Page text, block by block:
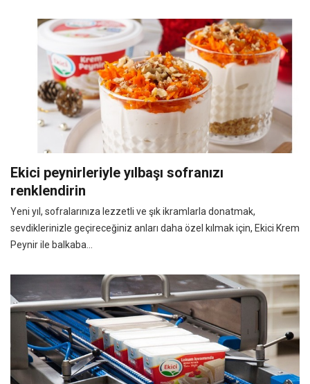
Ekici peynirleriyle yılbaşı sofranızı
renklendirin
Yeni yıl, sofralarınıza lezzetli ve şık ikramlarla donatmak,
sevdiklerinizle geçireceğiniz anları daha özel kılmak için, Ekici Krem
Peynir ile balkaba...